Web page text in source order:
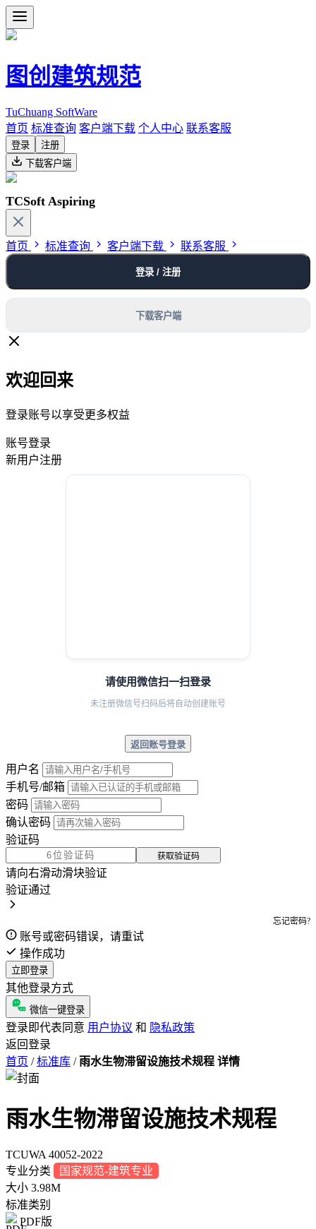
图创建筑规范
TuChuang SoftWare
首页 标准查询 客户端下载 个人中心 联系客服
登录
注册
下载客户端
TCSoft Aspiring
首页 标准查询 客户端下载 联系客服
登录 / 注册
下载客户端
欢迎回来
登录账号以享受更多权益
账号登录
新用户注册
请使用微信扫一扫登录
未注册微信号扫码后将自动创建账号
返回账号登录
用户名
手机号/邮箱
密码
确认密码
验证码
获取验证码
请向右滑动滑块验证
验证通过
忘记密码?
账号或密码错误，请重试
操作成功
立即登录
其他登录方式
微信一键登录
登录即代表同意 用户协议 和 隐私政策
返回登录
首页 / 标准库 / 雨水生物滞留设施技术规程 详情
雨水生物滞留设施技术规程
TCUWA 40052-2022
专业分类
国家规范-建筑专业
大小 3.98M
标准类别
PDF版